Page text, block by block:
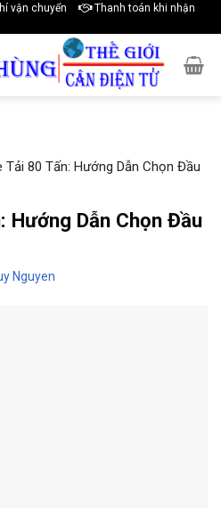
vận chuyển
Thanh toán khi nhận
Tải 80 Tấn: Hướng Dẫn Chọn Đầu
Hướng Dẫn Chọn Đầu
Nguyen